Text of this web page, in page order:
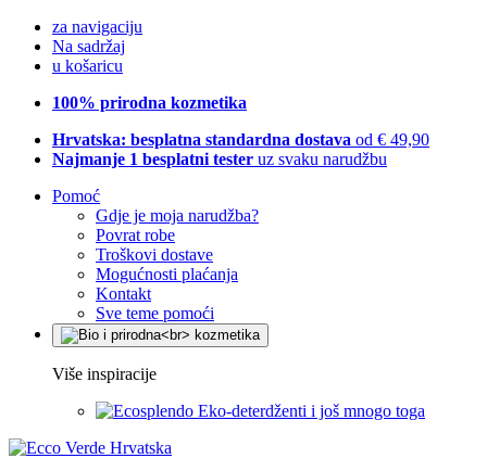
za navigaciju
Na sadržaj
u košaricu
100% prirodna kozmetika
Hrvatska: besplatna standardna dostava od € 49,90
Najmanje 1 besplatni tester uz svaku narudžbu
Pomoć
Gdje je moja narudžba?
Povrat robe
Troškovi dostave
Mogućnosti plaćanja
Kontakt
Sve teme pomoći
Više inspiracije
Eko-deterdženti i još mnogo toga